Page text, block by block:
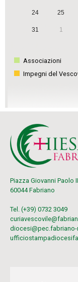
24 25
31 1
Associazioni
Impegni del
Piazza Giovanni Paolo
60044 Fabriano
Tel. (+39) 0732 3049